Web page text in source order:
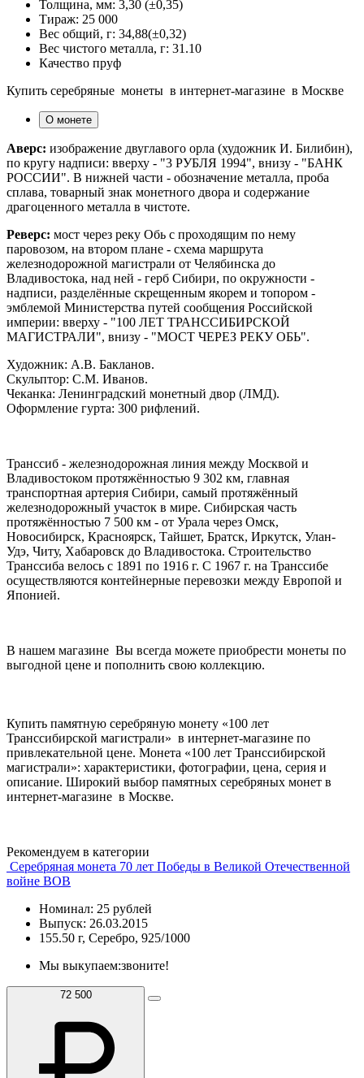
Толщина, мм: 3,30 (±0,35)
Тираж: 25 000
Вес общий, г: 34,88(±0,32)
Вес чистого металла, г: 31.10
Качество пруф
Купить серебряные монеты в интернет-магазине в Москве
О монете
Аверс: изображение двуглавого орла (художник И. Билибин),
по кругу надписи: вверху - "3 РУБЛЯ 1994", внизу - "БАНК
РОССИИ". В нижней части - обозначение металла, проба
сплава, товарный знак монетного двора и содержание
драгоценного металла в чистоте.
Реверс: мост через реку Обь с проходящим по нему
паровозом, на втором плане - схема маршрута
железнодорожной магистрали от Челябинска до
Владивостока, над ней - герб Сибири, по окружности -
надписи, разделённые скрещенным якорем и топором -
эмблемой Министерства путей сообщения Российской
империи: вверху - "100 ЛЕТ ТРАНССИБИРСКОЙ
МАГИСТРАЛИ", внизу - "МОСТ ЧЕРЕЗ РЕКУ ОБЬ".
Художник: А.В. Бакланов.
Скульптор: С.М. Иванов.
Чеканка: Ленинградский монетный двор (ЛМД).
Оформление гурта: 300 рифлений.
Транссиб - железнодорожная линия между Москвой и
Владивостоком протяжённостью 9 302 км, главная
транспортная артерия Сибири, самый протяжённый
железнодорожный участок в мире. Сибирская часть
протяжённостью 7 500 км - от Урала через Омск,
Новосибирск, Красноярск, Тайшет, Братск, Иркутск, Улан-
Удэ, Читу, Хабаровск до Владивостока. Строительство
Транссиба велось с 1891 по 1916 г. С 1967 г. на Транссибе
осуществляются контейнерные перевозки между Европой и
Японией.
В нашем магазине Вы всегда можете приобрести монеты по
выгодной цене и пополнить свою коллекцию.
Купить памятную серебряную монету «100 лет
Транссибирской магистрали» в интернет-магазине по
привлекательной цене. Монета «100 лет Транссибирской
магистрали»: характеристики, фотографии, цена, серия и
описание. Широкий выбор памятных серебряных монет в
интернет-магазине в Москве.
Рекомендуем в категории
Серебряная монета 70 лет Победы в Великой Отечественной
войне ВОВ
Номинал: 25 рублей
Выпуск: 26.03.2015
155.50 г, Серебро, 925/1000
Мы выкупаем:звоните!
72 500